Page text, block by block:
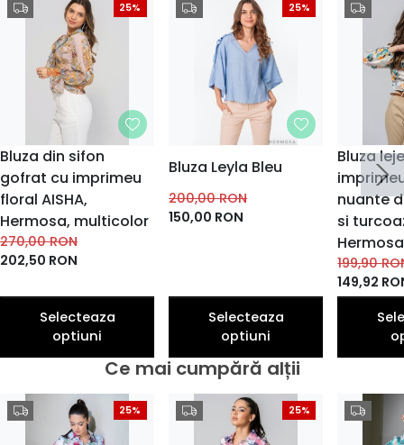
25%
Bluza din sifon
gofrat cu imprimeu
floral AISHA,
Hermosa, multicolor
270,00RON
202,50 RON
Selecteaza
optiuni
25%
Bluza Leyla Bleu
200,00RON
150,00 RON
Selecteaza
optiuni
Bluza
nuante
si
199,90
149,92
Ce mai cumpără alții
25% 25%